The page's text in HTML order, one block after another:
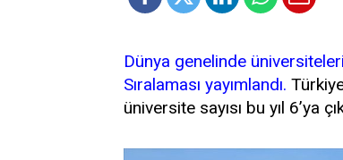
Dünya genelinde
Sıralaması yayımlandı.
üniversite sayısı bu yıl 6’ya